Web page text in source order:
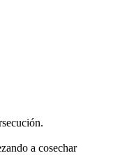
a cosechar